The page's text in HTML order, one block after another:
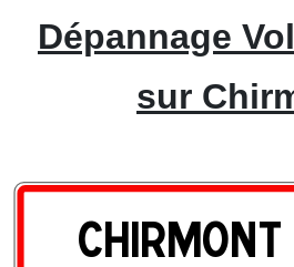
Dépannage
sur